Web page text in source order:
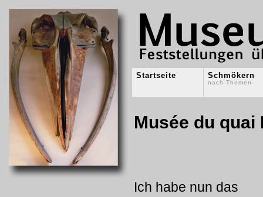
Startseite Schmökern
nach Themen
Musée du
Ich habe nun das